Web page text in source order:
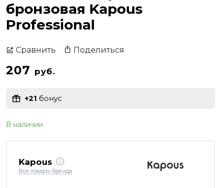
бронзовая Kapous
Professional
Сравнить Поделиться
207 руб.
+21 бонус
В наличии
Kapous
Все товары бренда